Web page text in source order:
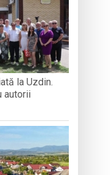
la Uzdin.
autorii